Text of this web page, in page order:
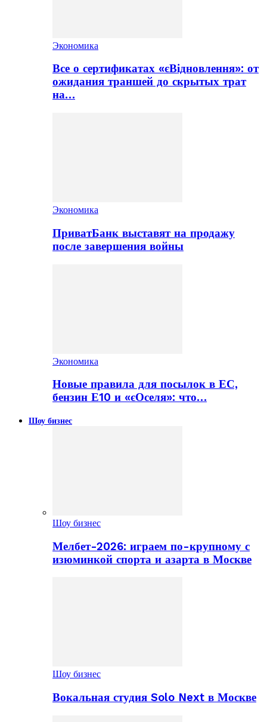
Экономика
Все о сертификатах «єВідновлення»: от
ожидания траншей до скрытых трат
на…
Экономика
ПриватБанк выставят на продажу
после завершения войны
Экономика
Новые правила для посылок в ЕС,
бензин Е10 и «єОселя»: что…
Шоу бизнес
Шоу бизнес
Мелбет-2026: играем по-крупному с
изюминкой спорта и азарта в Москве
Шоу бизнес
Вокальная студия Solo Next в Москве